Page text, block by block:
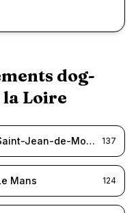
dog-
la Loire
Saint-Jean-de-Monts 137
Mans 124